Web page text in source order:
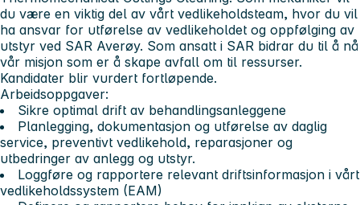
du være en viktig del av vårt vedlikeholdsteam, hvor du vil
ha ansvar for utførelse av vedlikeholdet og oppfølging av
utstyr ved SAR Averøy. Som ansatt i SAR bidrar du til å nå
vår misjon som er å skape avfall om til ressurser.
Kandidater blir vurdert fortløpende.
Arbeidsoppgaver:
Sikre optimal drift av behandlingsanleggene
Planlegging, dokumentasjon og utførelse av daglig
service, preventivt vedlikehold, reparasjoner og
utbedringer av anlegg og utstyr.
Loggføre og rapportere relevant driftsinformasjon i vårt
vedlikeholdssystem (EAM)